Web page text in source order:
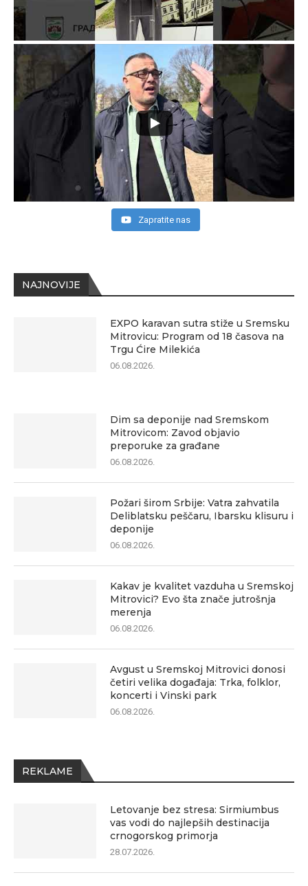
NAJNOVIJE
EXPO karavan sutra stiže u Sremsku
Mitrovicu: Program od 18 časova na
Trgu Ćire Milekića
06.08.2026.
Dim sa deponije nad Sremskom
Mitrovicom: Zavod objavio
preporuke za građane
06.08.2026.
Požari širom Srbije: Vatra zahvatila
Deliblatsku peščaru, Ibarsku klisuru i
deponije
06.08.2026.
Kakav je kvalitet vazduha u Sremskoj
Mitrovici? Evo šta znače jutrošnja
merenja
06.08.2026.
Avgust u Sremskoj Mitrovici donosi
četiri velika događaja: Trka, folklor,
koncerti i Vinski park
06.08.2026.
REKLAME
Letovanje bez stresa: Sirmiumbus
vas vodi do najlepših destinacija
crnogorskog primorja
28.07.2026.
Zapratite nas